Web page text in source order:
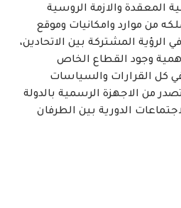
المعقدة والازمة الروسية
من موارد وامكانيات وموقع
المشتركة بين الاتحادين،
وجود القطاع الخاص
القرارات والسياسات
تصدر من الاجهزة الرسمية بالدولة
الدورية بين الطرفان